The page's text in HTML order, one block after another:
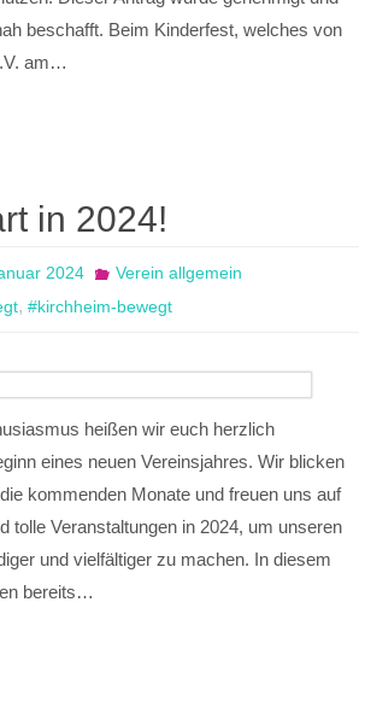
beschafft. Beim Kinderfest, welches von
am…
in 2024!
2024
Verein allgemein
,#kirchheim-bewegt
heißen wir euch herzlich
eines neuen Vereinsjahres. Wir blicken
kommenden Monate und freuen uns auf
tolle Veranstaltungen in 2024, um unseren
und vielfältiger zu machen. In diesem
bereits…